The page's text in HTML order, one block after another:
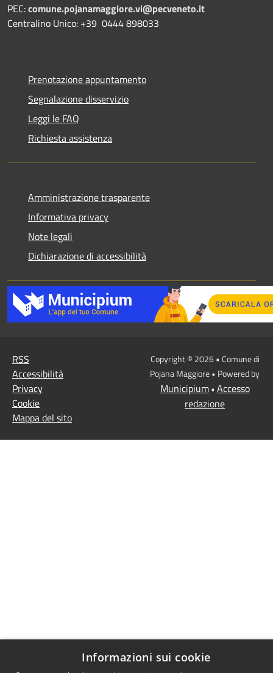
PEC:comune.pojanamaggiore.vi@pecveneto.it
Centralino Unico: +39 0444 898033
Prenotazione appuntamento
Segnalazione disservizio
Leggi le FAQ
Richiesta assistenza
Amministrazione trasparente
Informativa privacy
Note legali
Dichiarazione di accessibilità
RSS
Accessibilità
Privacy
Cookie
Mappa del sito
Copyright © 2026 • Comune di
Pojana Maggiore • Powered by
Municipium• Accesso
redazione
Informazioni sui cookie